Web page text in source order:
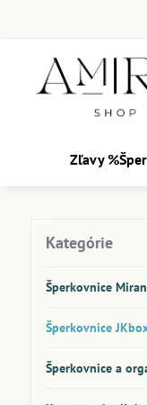
Zľavy %
Kategórie
Šperkovnice
Šperkovnice
Šperkovnice a